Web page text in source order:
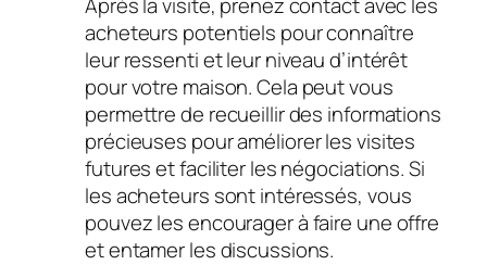
acheteurs potentiels pour connaître
leur ressenti et leur niveau d’intérêt
pour votre maison. Cela peut vous
permettre de recueillir des informations
précieuses pour améliorer les visites
futures et faciliter les négociations. Si
les acheteurs sont intéressés, vous
pouvez les encourager à faire une offre
et entamer les discussions.